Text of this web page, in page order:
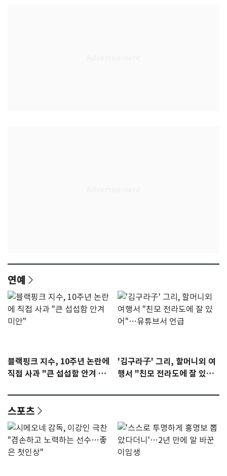
연예
블랙핑크 지수, 10주년 논란에
직접 사과 "큰 섭섭함 안겨 미
'김구라子' 그리, 할머니외 여
행서 "친모 전라도에 잘 있
스포츠